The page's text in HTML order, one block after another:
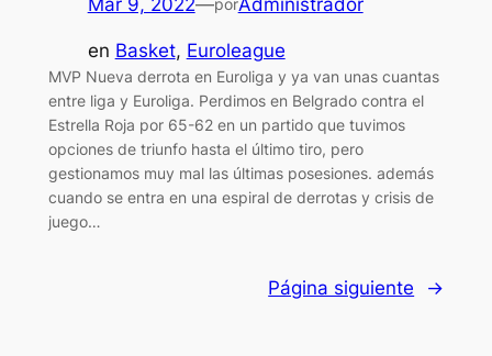
en Basket, Euroleague
MVP Nueva derrota en Euroliga y ya van unas cuantas
entre liga y Euroliga. Perdimos en Belgrado contra el
Estrella Roja por 65-62 en un partido que tuvimos
opciones de triunfo hasta el último tiro, pero
gestionamos muy mal las últimas posesiones. además
cuando se entra en una espiral de derrotas y crisis de
juego…
Página siguiente →